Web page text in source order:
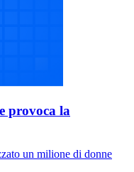
provoca la
un milione di donne